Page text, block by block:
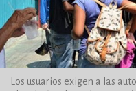
Los usuarios exigen a las